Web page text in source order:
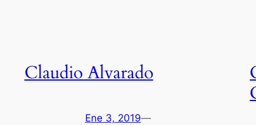
Claudio Alvarado
Ene 3, 2019—